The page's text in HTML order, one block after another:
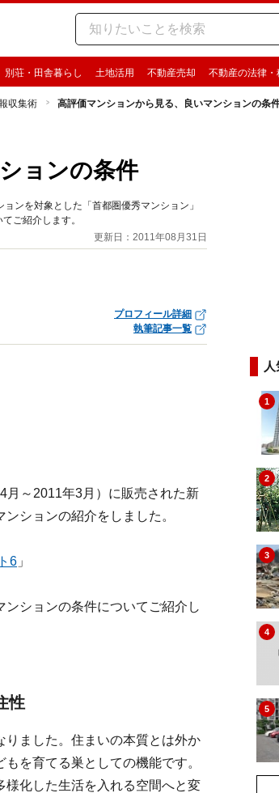
別荘・田舎暮らし 土地活用 不動産売却 不動産の法律
収集術 高評価マンションから見る、良いマンションの条
ョンの条件
ンを対象とした「首都圏優秀マンション」
ご紹介します。
更新日：2011年08月31日
プロフィール詳細
執筆記事一覧
月～2011年3月）に販売された新
ションの紹介をしました。
6 」
ションの条件についてご紹介し
性
ました。住まいの本質とは外か
を育てる巣としての機能です。
化した生活を入れる空間へと変
1
2
3
4
5